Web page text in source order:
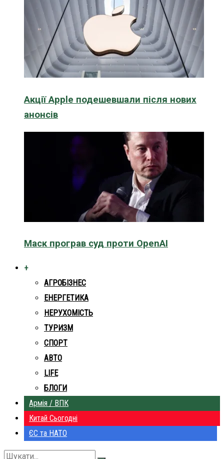
Акції Apple подешевшали після нових
анонсів
Маск програв суд проти OpenAI
+
АГРОБІЗНЕС
ЕНЕРГЕТИКА
НЕРУХОМІСТЬ
ТУРИЗМ
СПОРТ
АВТО
LIFE
БЛОГИ
Армія / ВПК
Китай Сьогодні
ЄС та НАТО